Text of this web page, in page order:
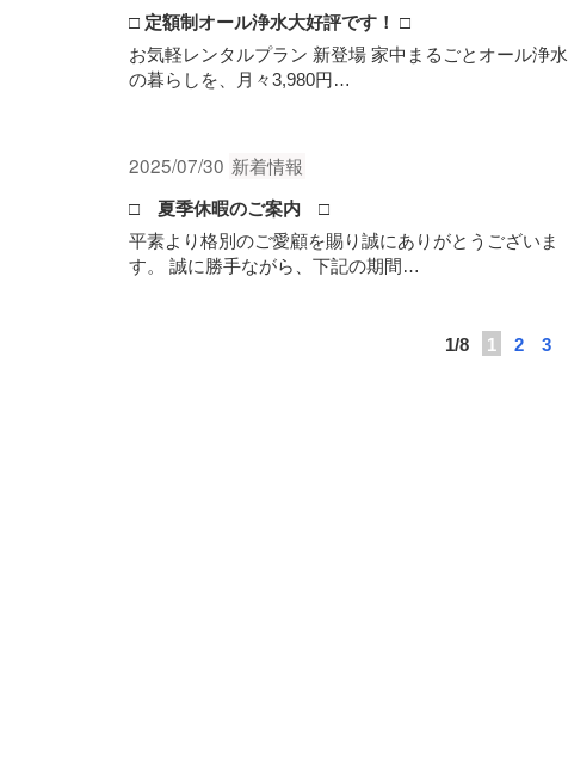
□ 定額制オール浄水大好評です！ □
お気軽レンタルプラン 新登場 家中まるごとオール浄水
の暮らしを、月々3,980円…
2025/07/30 新着情報
□ 夏季休暇のご案内 □
平素より格別のご愛顧を賜り誠にありがとうございま
す。 誠に勝手ながら、下記の期間…
1/8 1 2 3